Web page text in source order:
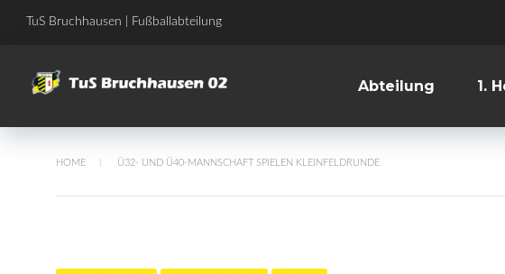
TuS Bruchhausen | Fußballabteilung
Abteilung 1.
HOME / Ü32- UND Ü40-MANNSCHAFT SPIELEN KLEINFELDRUNDE